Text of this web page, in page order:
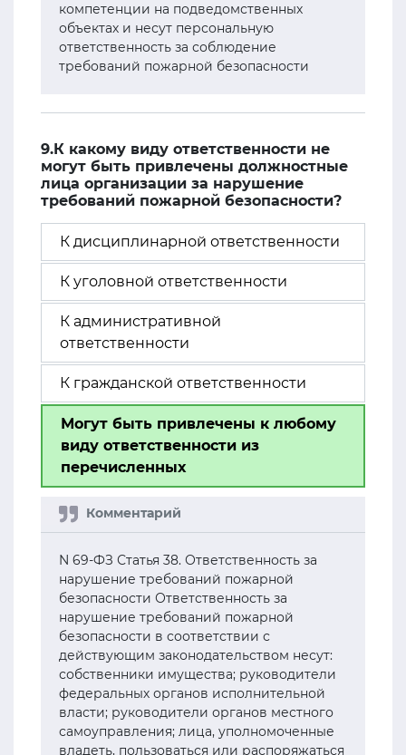
компетенции на подведомственных
объектах и несут персональную
ответственность за соблюдение
требований пожарной безопасности
9.К какому виду ответственности не
могут быть привлечены должностные
лица организации за нарушение
требований пожарной безопасности?
К дисциплинарной ответственности
К уголовной ответственности
К административной
ответственности
К гражданской ответственности
Могут быть привлечены к любому
виду ответственности из
перечисленных
N 69-ФЗ Статья 38. Ответственность за
нарушение требований пожарной
безопасности Ответственность за
нарушение требований пожарной
безопасности в соответствии с
действующим законодательством несут:
собственники имущества; руководители
федеральных органов исполнительной
власти; руководители органов местного
самоуправления; лица, уполномоченные
владеть, пользоваться или распоряжаться